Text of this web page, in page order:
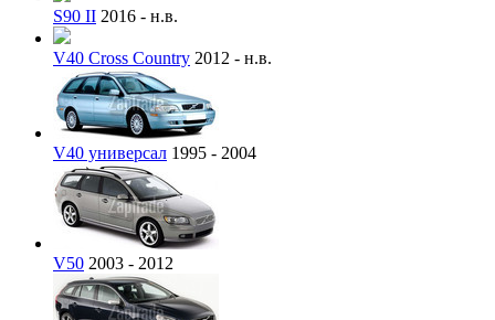
S90 II 2016 - н.в.
V40 Cross Country 2012 - н.в.
V40 универсал 1995 - 2004
V50 2003 - 2012